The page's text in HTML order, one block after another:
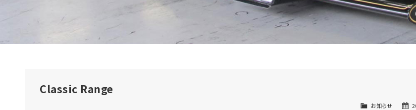
Classic Range
お知らせ